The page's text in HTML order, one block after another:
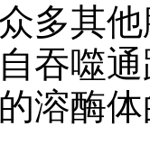
多其
吞噬
溶酶